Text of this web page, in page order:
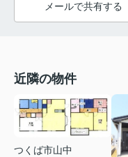
メールで共有する
近隣の物件
つくば市山中